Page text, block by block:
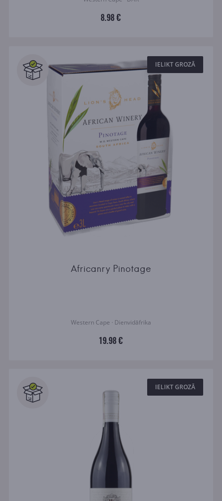
8.98 €
IELIKT GROZĀ
Africanry Pinotage
Western Cape · Dienvidāfrika
19.98 €
IELIKT GROZĀ